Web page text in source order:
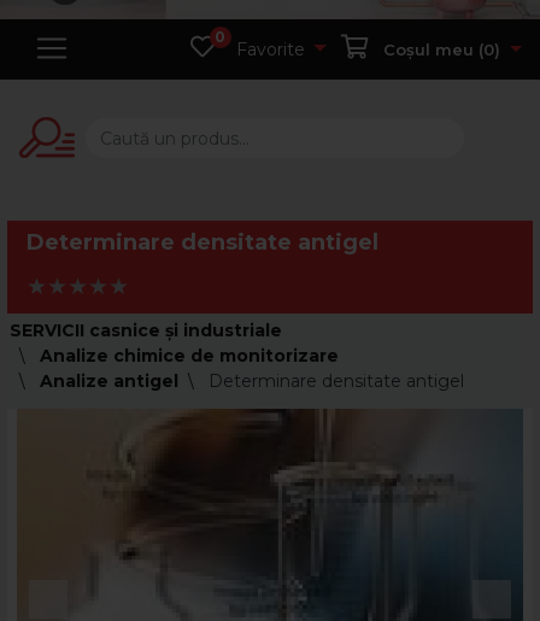
0
Favorite Coșul meu (0)
Determinare densitate antigel
SERVICII casnice și industriale
Analize chimice de monitorizare
Analize antigel
Determinare densitate antigel